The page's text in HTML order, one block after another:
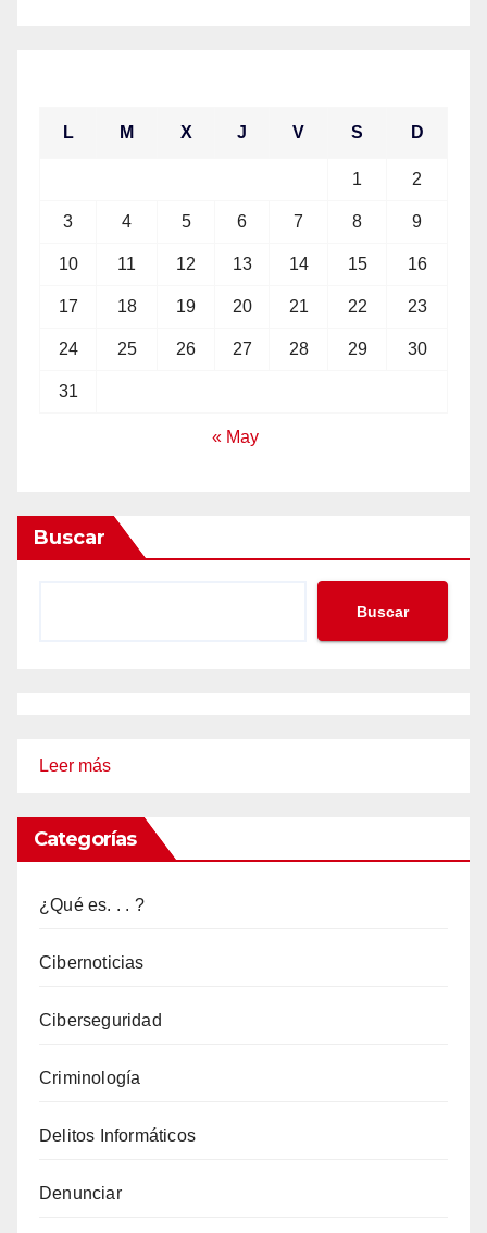
L M X J V S D
1 2
3 4 5 6 7 8 9
10 11 12 13 14 15 16
17 18 19 20 21 22 23
24 25 26 27 28 29 30
31
« May
Buscar
Buscar
Leer más:
a
Conexiones:
Análisis
Principales
Categorías
¿Qué es. . . ?
Cibernoticias
Ciberseguridad
Criminología
Delitos Informáticos
Denunciar